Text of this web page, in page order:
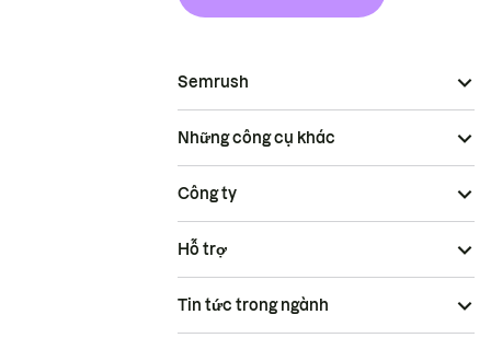
Semrush
Những công cụ khác
Công ty
Hỗ trợ
Tin tức trong ngành